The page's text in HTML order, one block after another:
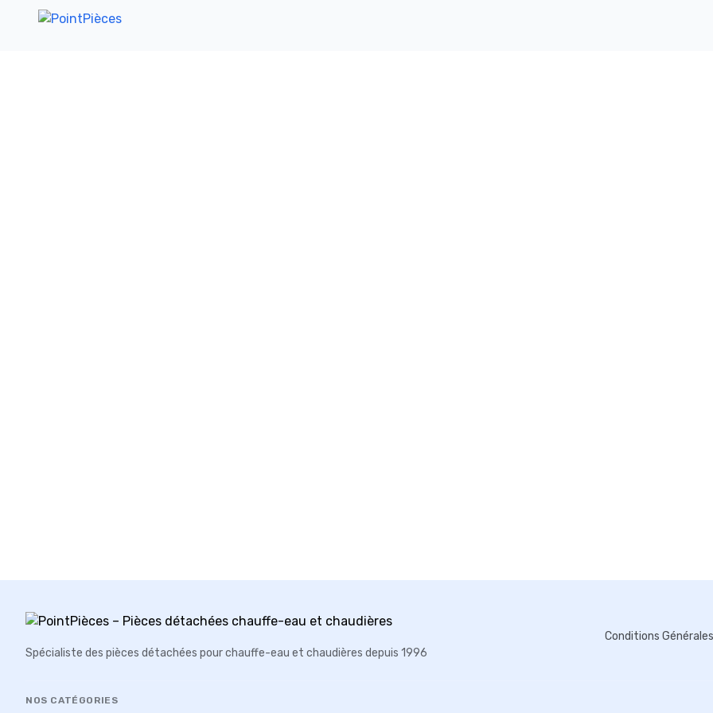
Spécialiste des pièces détachées pour chauffe-eau et chaudières depuis 1996
Conditions
NOS CATÉGORIES